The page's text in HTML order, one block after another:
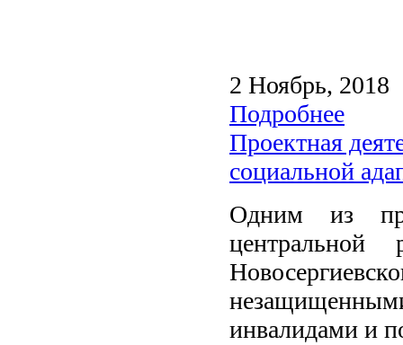
2 Ноябрь, 2018
Подробнее
Проектная
социальной
Одним из
инвалидами и